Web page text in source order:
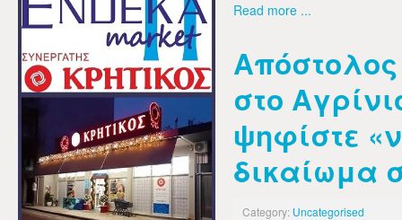
Read more ...
στο
ψηφίστε
δικαίωμα
Category: Uncategorised